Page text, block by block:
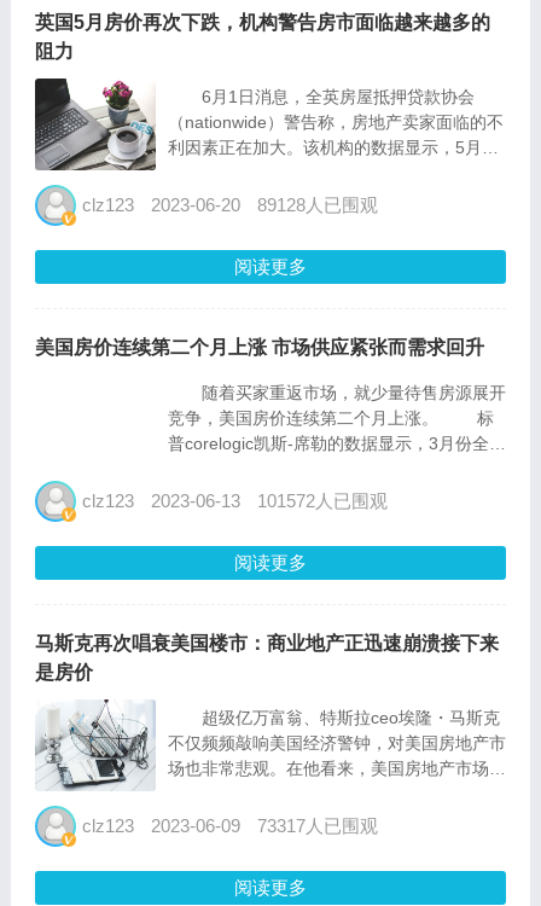
英国5月房价再次下跌，机构警告房市面临越来越多的
阻力
6月1日消息，全英房屋抵押贷款协会
（nationwide）警告称，房地产卖家面临的不
利因素正在加大。该机构的数据显示，5月份
在通货膨胀率高于预期之后，借款人面临着抵
国央行...
clz123 2023-06-20 89128人已围观
阅读更多
美国房价连续第二个月上涨 市场供应紧张而需求回升
随着买家重返市场，就少量待售房源展开
竞争，美国房价连续第二个月上涨。 标
普corelogic凯斯-席勒的数据显示，3月份全美
自去年起飙升的借贷成本，美国部分地区的需
clz123 2023-06-13 101572人已围观
阅读更多
马斯克再次唱衰美国楼市：商业地产正迅速崩溃接下来
是房价
超级亿万富翁、特斯拉ceo埃隆・马斯克
不仅频频敲响美国经济警钟，对美国房地产市
场也非常悲观。在他看来，美国房地产市场正
周二再次就美国商业地产和更大范围的房地产
好友、p...
clz123 2023-06-09 73317人已围观
阅读更多